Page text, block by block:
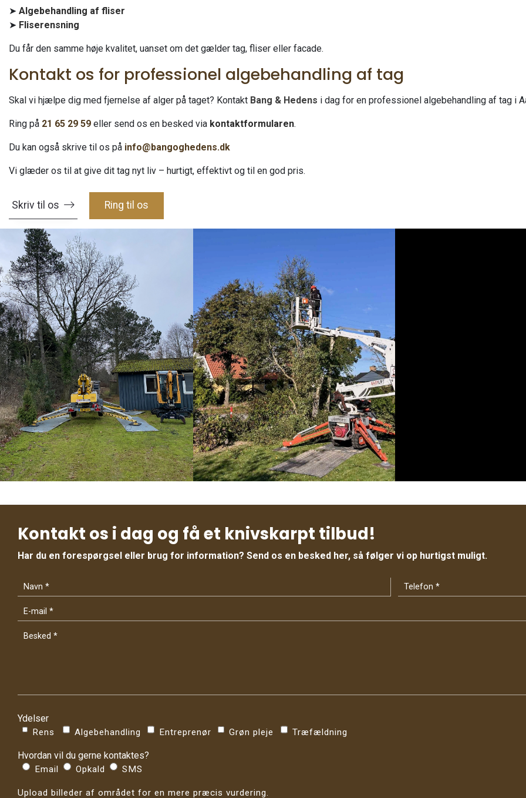
➤ Algebehandling af fliser
➤ Fliserensning
Du får den samme høje kvalitet, uanset om det gælder tag, fliser eller facade.
Kontakt os for professionel algebehandling af tag
Skal vi hjælpe dig med fjernelse af alger på taget? Kontakt Bang & Hedens i dag for en professionel algebehandling af tag i
Ring på 21 65 29 59 eller send os en besked via kontaktformularen.
Du kan også skrive til os på info@bangoghedens.dk
Vi glæder os til at give dit tag nyt liv – hurtigt, effektivt og til en god pris.
Skriv til os Ring til os
Kontakt os i dag og få et knivskarpt tilbud!
Har du en forespørgsel eller brug for information? Send os en besked her, så følger vi op hurtigst muligt.
Ydelser
Rens Algebehandling Entreprenør Grøn pleje Træfældning
Hvordan vil du gerne kontaktes?
Email Opkald SMS
Upload billeder af området for en mere præcis vurdering.